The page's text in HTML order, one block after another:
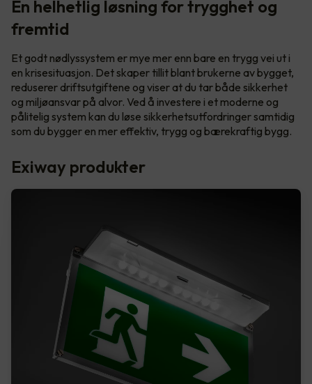
En helhetlig løsning for trygghet og
fremtid
Et godt nødlyssystem er mye mer enn bare en trygg vei ut i
en krisesituasjon. Det skaper tillit blant brukerne av bygget,
reduserer driftsutgiftene og viser at du tar både sikkerhet
og miljøansvar på alvor. Ved å investere i et moderne og
pålitelig system kan du løse sikkerhetsutfordringer samtidig
som du bygger en mer effektiv, trygg og bærekraftig bygg.
Exiway produkter